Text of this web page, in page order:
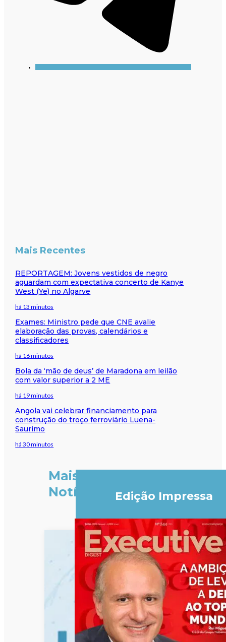
Mais Recentes
REPORTAGEM: Jovens vestidos de negro
aguardam com expectativa concerto de Kanye
West (Ye) no Algarve
há 13 minutos
Exames: Ministro pede que CNE avalie
elaboração das provas, calendários e
classificadores
há 16 minutos
Bola da ‘mão de deus’ de Maradona em leilão
com valor superior a 2 ME
há 19 minutos
Angola vai celebrar financiamento para
construção do troço ferroviário Luena-
Saurimo
há 30 minutos
Mais
Notícias
Edição Impressa